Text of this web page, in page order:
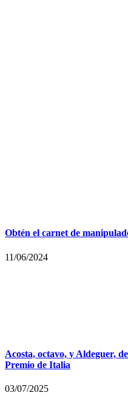
Obtén el carnet de
11/06/2024
Acosta, octavo, y Aldeguer,
Premio de Italia
03/07/2025